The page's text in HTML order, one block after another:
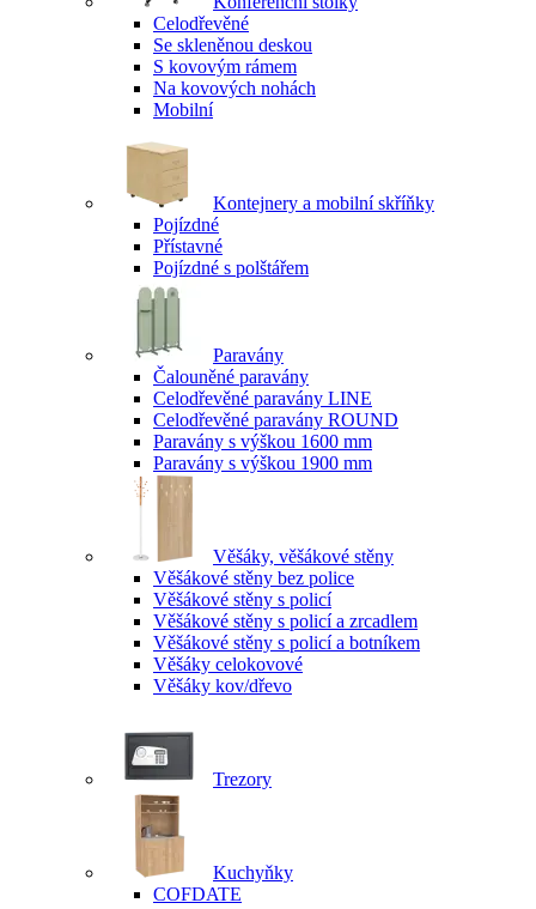
Celodřevěné
Se skleněnou deskou
S kovovým rámem
Na kovových nohách
Mobilní
Kontejnery a mobilní skříňky
Pojízdné
Přístavné
Pojízdné s polštářem
Paravány
Čalouněné paravány
Celodřevěné paravány LINE
Celodřevěné paravány ROUND
Paravány s výškou 1600 mm
Paravány s výškou 1900 mm
Věšáky, věšákové stěny
Věšákové stěny bez police
Věšákové stěny s policí
Věšákové stěny s policí a zrcadlem
Věšákové stěny s policí a botníkem
Věšáky celokovové
Věšáky kov/dřevo
Trezory
Kuchyňky
COFDATE